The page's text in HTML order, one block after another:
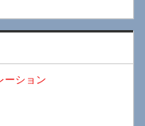
ーション